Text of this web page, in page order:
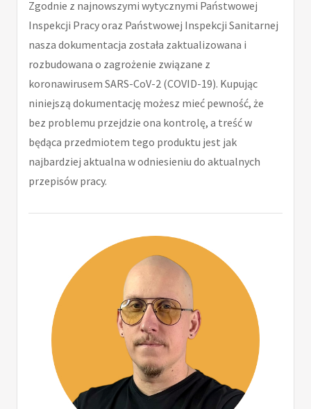
Zgodnie z najnowszymi wytycznymi Państwowej
Inspekcji Pracy oraz Państwowej Inspekcji Sanitarnej
nasza dokumentacja została zaktualizowana i
rozbudowana o zagrożenie związane z
koronawirusem SARS-CoV-2 (COVID-19). Kupując
niniejszą dokumentację możesz mieć pewność, że
bez problemu przejdzie ona kontrolę, a treść w
będąca przedmiotem tego produktu jest jak
najbardziej aktualna w odniesieniu do aktualnych
przepisów pracy.